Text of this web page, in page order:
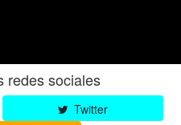
redes sociales
Twitter